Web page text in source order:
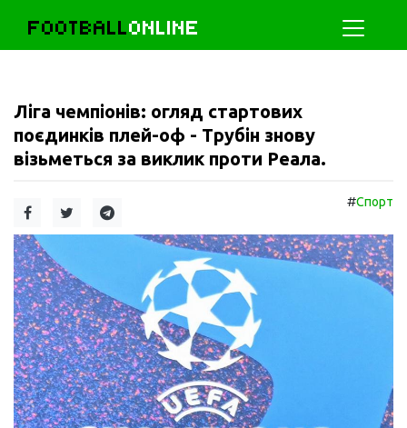
FOOTBALLONLINE
Ліга чемпіонів: огляд стартових
поєдинків плей-оф - Трубін знову
візьметься за виклик проти Реала.
#Спорт